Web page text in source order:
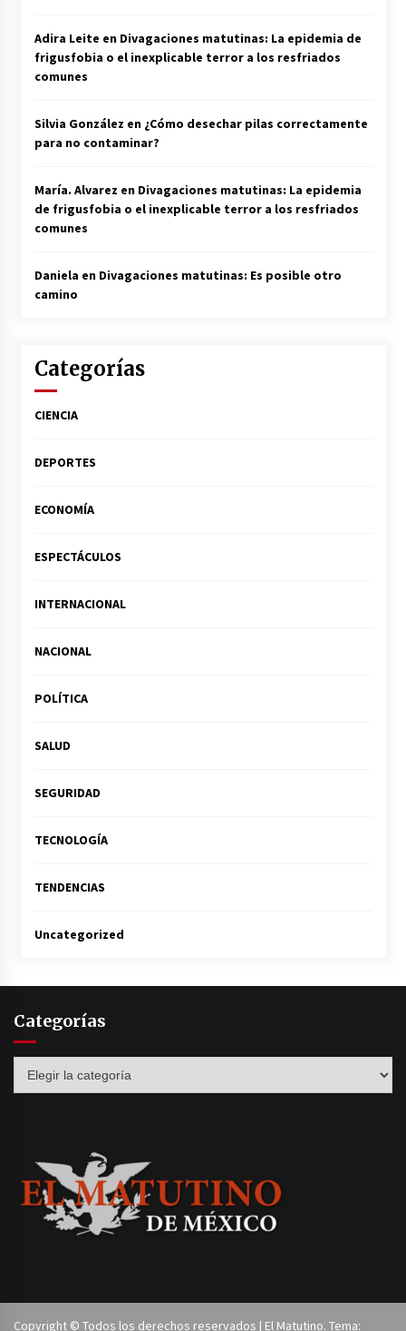
Adira Leite en Divagaciones matutinas: La epidemia de
frigusfobia o el inexplicable terror a los resfriados
comunes
Silvia González en ¿Cómo desechar pilas correctamente
para no contaminar?
María. Alvarez en Divagaciones matutinas: La epidemia
de frigusfobia o el inexplicable terror a los resfriados
comunes
Daniela en Divagaciones matutinas: Es posible otro
camino
Categorías
CIENCIA
DEPORTES
ECONOMÍA
ESPECTÁCULOS
INTERNACIONAL
NACIONAL
POLÍTICA
SALUD
SEGURIDAD
TECNOLOGÍA
TENDENCIAS
Uncategorized
Categorías
Copyright © Todos los derechos reservados | El Matutino. Tema: